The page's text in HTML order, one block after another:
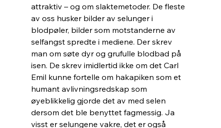
attraktiv – og om slaktemetoder. De fleste
av oss husker bilder av selunger i
blodpøler, bilder som motstanderne av
selfangst spredte i mediene. Der skrev
man om søte dyr og grufulle blodbad på
isen. De skrev imidlertid ikke om det Carl
Emil kunne fortelle om hakapiken som et
humant avlivningsredskap som
øyeblikkelig gjorde det av med selen
dersom det ble benyttet fagmessig. Ja
visst er selungene vakre, det er også